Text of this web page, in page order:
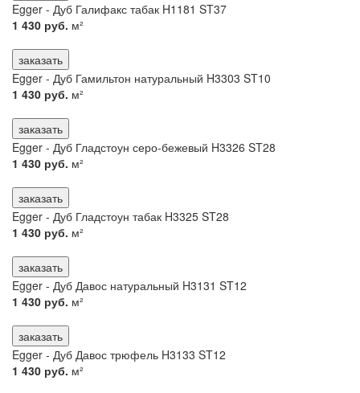
Egger - Дуб Галифакс табак H1181 ST37
1 430 руб. м²
заказать
Egger - Дуб Гамильтон натуральный H3303 ST10
1 430 руб. м²
заказать
Egger - Дуб Гладстоун серо-бежевый H3326 ST28
1 430 руб. м²
заказать
Egger - Дуб Гладстоун табак H3325 ST28
1 430 руб. м²
заказать
Egger - Дуб Давос натуральный H3131 ST12
1 430 руб. м²
заказать
Egger - Дуб Давос трюфель H3133 ST12
1 430 руб. м²